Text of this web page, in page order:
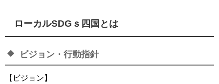
ローカルSDGｓ四国とは
ビジョン・行動指針
【ビジョン】